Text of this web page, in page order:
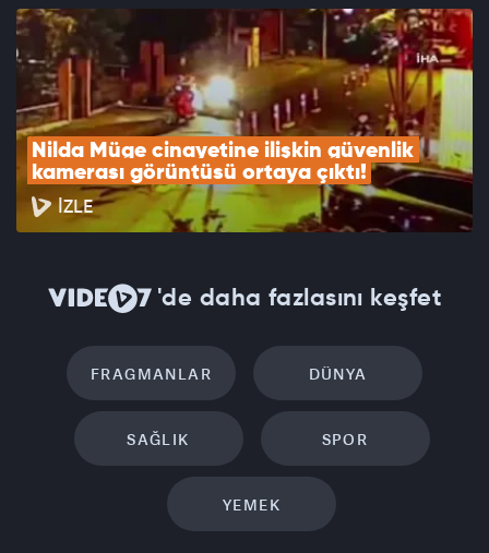
Nilda Müge cinayetine ilişkin güvenlik
kamerası görüntüsü ortaya çıktı!
İZLE
'de daha fazlasını keşfet
FRAGMANLAR DÜNYA
SAĞLIK SPOR
YEMEK